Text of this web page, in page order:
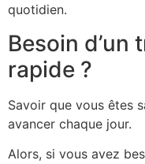
quotidien.
Besoin
rapide ?
Savoir que vous êtes
avancer chaque jour.
Alors, si vous avez